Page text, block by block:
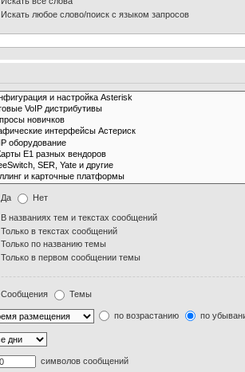
Искать любое слово/поиск с языком запросов
Да Нет
В названиях тем и текстах сообщений
Только в текстах сообщений
Только по названию темы
Только в первом сообщении темы
Сообщения Темы
по возрастанию по
символов сообщений